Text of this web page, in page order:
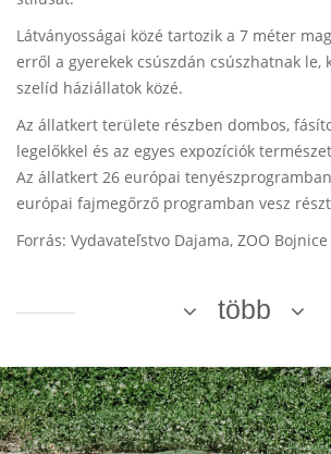
Látványosságai közé tartozik a 7 méter
erről a gyerekek csúszdán csúszhatnak le,
szelíd háziállatok közé.
Az állatkert területe részben dombos,
legelőkkel és az egyes expozíciók
Az állatkert 26 európai
európai fajmegőrző programban vesz
Forrás: Vydavateľstvo Dajama, ZOO Bojnice
több